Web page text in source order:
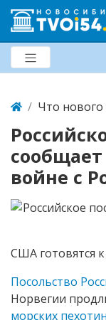
Что нового
войне с
США готовятся
Посольство
Норвегии
морских